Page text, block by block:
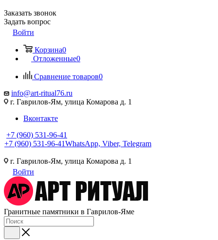
Заказать звонок
Задать вопрос
Войти
Корзина0
Отложенные0
Сравнение товаров0
info@art-ritual76.ru
г. Гаврилов-Ям, улица Комарова д. 1
Вконтакте
+7 (960) 531-96-41
+7 (960) 531-96-41WhatsApp, Viber, Telegram
г. Гаврилов-Ям, улица Комарова д. 1
Войти
Гранитные памятники в Гаврилов-Яме